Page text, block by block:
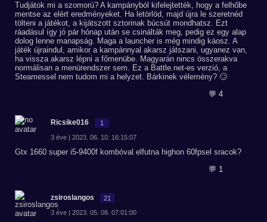
Tudjátok mi a szomorú? A kampányból kifelejtették, hogy a felhőbe
mentse az elért eredményeket. Ha letörlöd, majd újra le szeretnéd
tölteni a játékot, a kijátszott sztorinak búcsút mondhatsz. Ezt
ráadásul így jó pár hónap után se csinálták meg, pedig ez egy alap
dolog lenne manapság. Maga a launcher is még mindig káosz. A
játék újraindul, amikor a kampánnyal akarsz játszani, ugyanez van,
ha vissza akarsz lépni a főmenübe. Magyarán nincs összerakva
normálisan a menürendszer sem. Ez a Battle.net-es verzió, a
Steamessel nem tudom mi a helyzet. Bárkinek vélemény? 🙄
💬 4
Ricsike016 1
3 éve | 2023. 06. 10. 16:15:07
Gtx 1660 super i5-9400f kombóval elfutna highon 60fpsel sracok?
💬 1
zsiroslangos 21
3 éve | 2023. 05. 08. 07:01:00